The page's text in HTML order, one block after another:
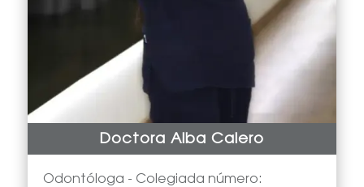
Doctora Alba Calero
Odontóloga - Colegiada número: